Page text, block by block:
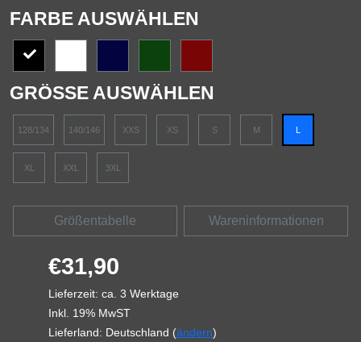
FARBE AUSWÄHLEN
GRÖSSE AUSWÄHLEN
128/134 140/146 XXS XS S M L
XL XXL 3XL
Größentabelle Wareninformationen
€31,90
Lieferzeit: ca. 3 Werktage
Inkl. 19% MwST
Lieferland: Deutschland (ändern)